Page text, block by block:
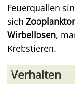
Feuerquallen
sich
Wirbellosen,
Krebstieren.
Verhalten